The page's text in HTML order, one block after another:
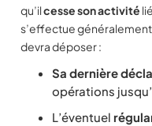
qu’ilcesse son activité
s’effectue généralement
devra déposer :
Sa dernière
opérations
L’éventuel